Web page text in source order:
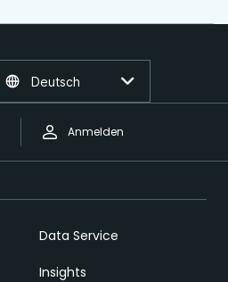
Anmelden
Deutsch
Data Service
Insights